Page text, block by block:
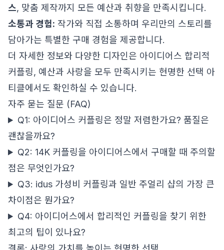
스, 맞춤 제작까지 모든 예산과 취향을 만족시킵니다.
소통과 경험: 작가와 직접 소통하며 우리만의 스토리를
담아가는 특별한 구매 경험을 제공합니다.
더 자세한 정보와 다양한 디자인은 아이디어스 합리적
커플링, 예산과 사랑을 모두 만족시키는 현명한 선택 아
티클에서도 확인하실 수 있습니다.
자주 묻는 질문 (FAQ)
Q1: 아이디어스 커플링은 정말 저렴한가요? 품질은
괜찮을까요?
Q2: 14K 커플링을 아이디어스에서 구매할 때 주의할
점은 무엇인가요?
Q3: idus 가성비 커플링과 일반 주얼리 샵의 가장 큰
차이점은 뭔가요?
Q4: 아이디어스에서 합리적인 커플링을 찾기 위한
최고의 팁이 있나요?